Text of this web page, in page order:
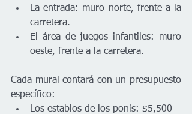
La entrada: muro norte, frente a la
carretera.
El área de juegos infantiles: muro
oeste, frente a la carretera.
Cada mural contará con un presupuesto
específico:
Los establos de los ponis: $5,500